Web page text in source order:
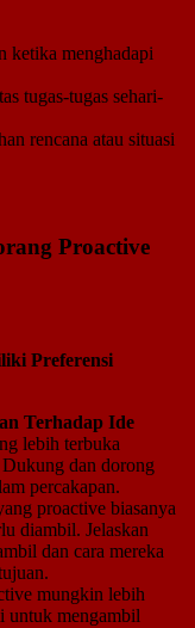
ketika menghadapi
tugas-tugas sehari-
rencana atau situasi
Proactive
Preferensi
Terhadap Ide
lebih terbuka
dan dorong
percakapan.
proactive biasanya
diambil. Jelaskan
dan cara mereka
mungkin lebih
untuk mengambil